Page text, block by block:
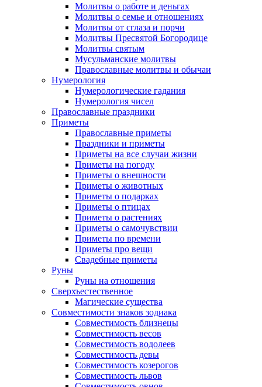
Молитвы о работе и деньгах
Молитвы о семье и отношениях
Молитвы от сглаза и порчи
Молитвы Пресвятой Богородице
Молитвы святым
Мусульманские молитвы
Православные молитвы и обычаи
Нумерология
Нумерологические гадания
Нумерология чисел
Православные праздники
Приметы
Православные приметы
Праздники и приметы
Приметы на все случаи жизни
Приметы на погоду
Приметы о внешности
Приметы о животных
Приметы о подарках
Приметы о птицах
Приметы о растениях
Приметы о самочувствии
Приметы по времени
Приметы про вещи
Свадебные приметы
Руны
Руны на отношения
Сверхъестественное
Магические существа
Совместимости знаков зодиака
Совместимость близнецы
Совместимость весов
Совместимость водолеев
Совместимость девы
Совместимость козерогов
Совместимость львов